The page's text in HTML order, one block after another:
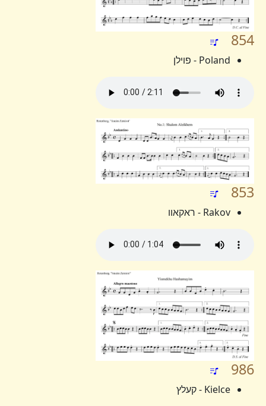
854
Poland - פוילן
853
Rakov - ראקאוו
986
Kielce - קעלץ